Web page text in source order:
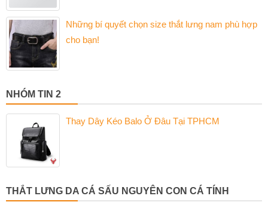
Những bí quyết chọn size thắt lưng nam phù hợp
cho bạn!
NHÓM TIN 2
Thay Dây Kéo Balo Ở Đâu Tại TPHCM
THẮT LƯNG DA CÁ SẤU NGUYÊN CON CÁ TÍNH